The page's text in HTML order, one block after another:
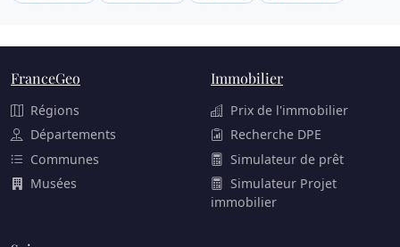
FranceGeo
Régions
Départements
Communes
Musées
Immobilier
Prix de l'immobilier
Recherche DPE
Simulateur de prêt
Simulateur Projet
immobilier